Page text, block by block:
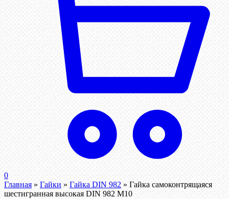
0
Главная » Гайки » Гайка DIN 982 » Гайка самоконтрящаяся
шестигранная высокая DIN 982 М10